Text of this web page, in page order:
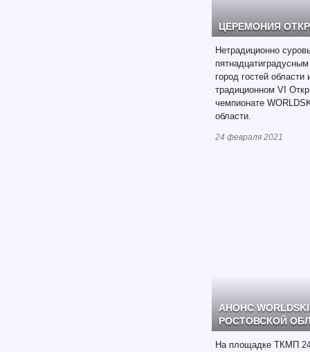
ЦЕРЕМОНИЯ
Нетрадиционно
город гостей
традиционном VI
чемпионате
области.
24 февраля 2021
АНОНС
РОСТОВСКОЙ
На площадке ТКМП